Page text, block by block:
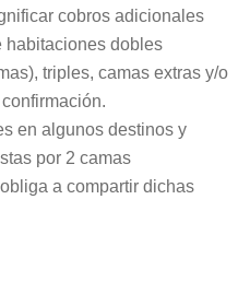
cobros adicionales
habitaciones dobles
triples, camas extras y/o
en algunos destinos y
por 2 camas
a compartir dichas